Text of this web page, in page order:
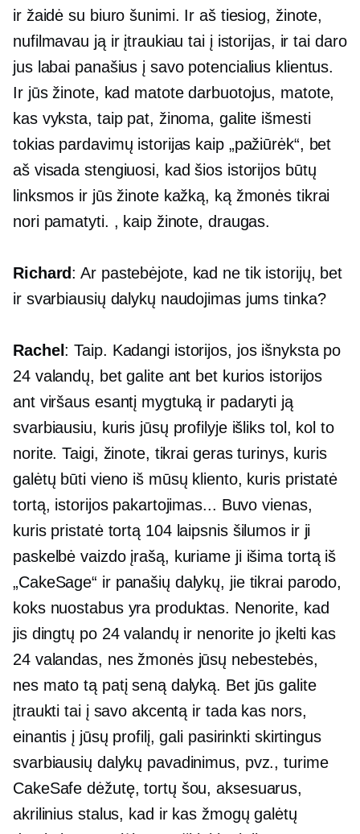
ir žaidė su biuro šunimi. Ir aš tiesiog, žinote,
nufilmavau ją ir įtraukiau tai į istorijas, ir tai daro
jus labai panašius į savo potencialius klientus.
Ir jūs žinote, kad matote darbuotojus, matote,
kas vyksta, taip pat, žinoma, galite išmesti
tokias pardavimų istorijas kaip „pažiūrėk“, bet
aš visada stengiuosi, kad šios istorijos būtų
linksmos ir jūs žinote kažką, ką žmonės tikrai
nori pamatyti. , kaip žinote, draugas.
Richard: Ar pastebėjote, kad ne tik istorijų, bet
ir svarbiausių dalykų naudojimas jums tinka?
Rachel : Taip. Kadangi istorijos, jos išnyksta po
24 valandų, bet galite ant bet kurios istorijos
ant viršaus esantį mygtuką ir padaryti ją
svarbiausiu, kuris jūsų profilyje išliks tol, kol to
norite. Taigi, žinote, tikrai geras turinys, kuris
galėtų būti vieno iš mūsų kliento, kuris pristatė
tortą, istorijos pakartojimas... Buvo vienas,
kuris pristatė tortą 104 laipsnisšilumos ir ji
paskelbė vaizdo įrašą, kuriame ji išima tortą iš
„CakeSage“ ir panašių dalykų, jie tikrai parodo,
koks nuostabus yra produktas. Nenorite, kad
jis dingtų po 24 valandų ir nenorite jo įkelti kas
24 valandas, nes žmonės jūsų nebestebės,
nes mato tą patį seną dalyką. Bet jūs galite
įtraukti tai į savo akcentą ir tada kas nors,
einantis į jūsų profilį, gali pasirinkti skirtingus
svarbiausių dalykų pavadinimus, pvz., turime
CakeSafe dėžutę, tortų šou, aksesuarus,
akrilinius stalus, kad ir kas žmogų galėtų